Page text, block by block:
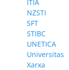
ITIA
NZSTI
SFT
STIBC
UNETICA
Universitas
Xarxa